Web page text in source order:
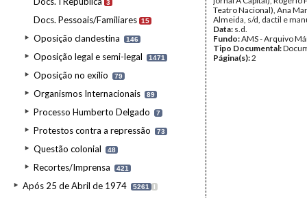
3
Docs. Pessoais/Familiares 15
Oposição clandestina 146
Oposição legal e semi-legal 1471
Oposição no exílio 79
Organismos Internacionais 89
Processo Humberto Delgado 7
Protestos contra a repressão 73
Questão colonial 48
Recortes/Imprensa 421
Após 25 de Abril de 1974 5261 I
Teatro Nacional), Ana
Almeida, s/d, dactil e
Data: s.d.
Fundo:AMS - Arquivo
Tipo Documental:
Página(s):2